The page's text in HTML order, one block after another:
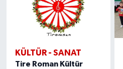
KÜLTÜR - SANAT
Tire Roman Kültür